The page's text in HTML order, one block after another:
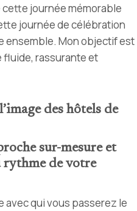
journée mémorable
journée de célébration
ensemble. Mon objectif est
rassurante et
des hôtels de
sur-mesure et
rythme de votre
avec qui vous passerez le